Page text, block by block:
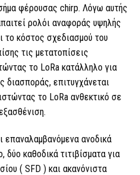
φέρουσας chirp. Λόγω αυτής
ρολόι αναφοράς υψηλής
το κόστος σχεδιασμού του
τις μετατοπίσεις
το LoRaκατάλληλο για
διασποράς, επιτυγχάνεται
το LoRaανθεκτικό σε
επαναλαμβανόμενα ανοδικά
δύο καθοδικά τιτιβίσματα για
( SFD) και ακανόνιστα